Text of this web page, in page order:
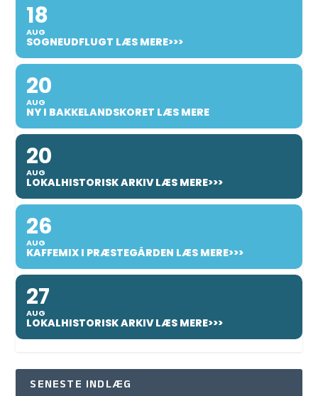
18
AUG
SOGNEUDFLUGT LÆS MERE>>>
20
AUG
NY I BAKKELANDSKORET LÆS MERE
20
AUG
LOKALHISTORISK ARKIV LÆS MERE>>>
26
AUG
KAFFEMIX I PRÆSTEGÅRDEN LÆS MERE>>>
27
AUG
LOKALHISTORISK ARKIV LÆS MERE>>>
SENESTE INDLÆG